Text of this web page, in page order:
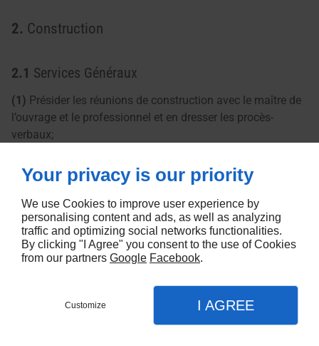
2. Construction
2.1 Services Généraux
(1) Présider les réunions de construction avec le maître de
l’ouvrage et le professionnel et en dresser les procès-
verbaux;
(2) Émettre les détections d’interférences entre les
maquettes numériques et suivre leurs résolutions avec
l’entrepreneur;
(3)Examiner les plans et émettre des recommandations à
l’entrepreneur quant à la clarté, la cohérence, la
constructibilité la coordination 3D entre les sous-traitants.
Post-Construction
Appel
Your privacy is our priority
We use Cookies to improve user experience by
personalising content and ads, as well as analyzing
traffic and optimizing social networks functionalities.
By clicking "I Agree" you consent to the use of Cookies
from our partners Google Facebook.
Customize I AGREE